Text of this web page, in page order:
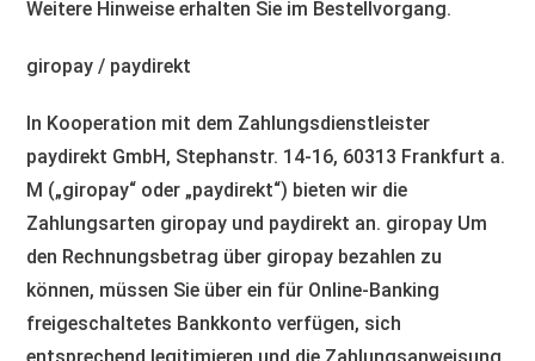
Weitere Hinweise erhalten Sie im Bestellvorgang.
giropay / paydirekt
In Kooperation mit dem Zahlungsdienstleister
paydirekt GmbH, Stephanstr. 14-16, 60313 Frankfurt a.
M („giropay“ oder „paydirekt“) bieten wir die
Zahlungsarten giropay und paydirekt an. giropay Um
den Rechnungsbetrag über giropay bezahlen zu
können, müssen Sie über ein für Online-Banking
freigeschaltetes Bankkonto verfügen, sich
entsprechend legitimieren und die Zahlungsanweisung